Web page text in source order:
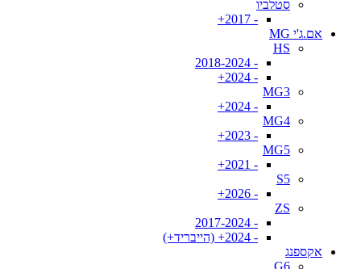
סטלביו
- 2017+
אם.ג'י MG
HS
- 2018-2024
- 2024+
MG3
- 2024+
MG4
- 2023+
MG5
- 2021+
S5
- 2026+
ZS
- 2017-2024
- 2024+ (הייבריד+)
אקספנג
G6